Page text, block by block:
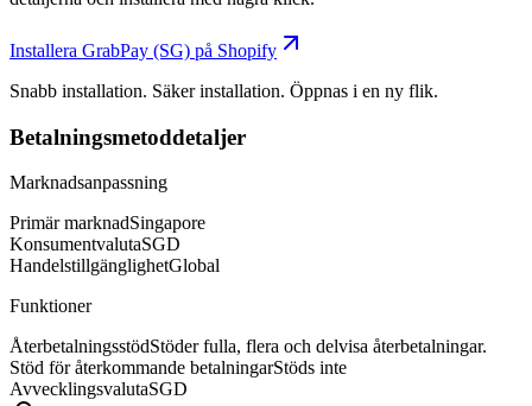
Installera GrabPay (SG) på Shopify
Snabb installation. Säker installation. Öppnas i en ny flik.
Betalningsmetoddetaljer
Marknadsanpassning
Primär marknadSingapore
KonsumentvalutaSGD
HandelstillgänglighetGlobal
Funktioner
ÅterbetalningsstödStöder fulla, flera och delvisa återbetalningar.
Stöd för återkommande betalningarStöds inte
AvvecklingsvalutaSGD